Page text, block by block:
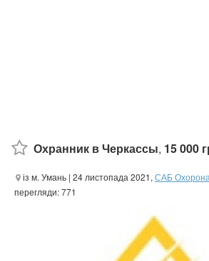
Охранник в Черкассы, 15 000
із м. Умань | 24 листопада 2021, САБ Охорона
перегляди: 771